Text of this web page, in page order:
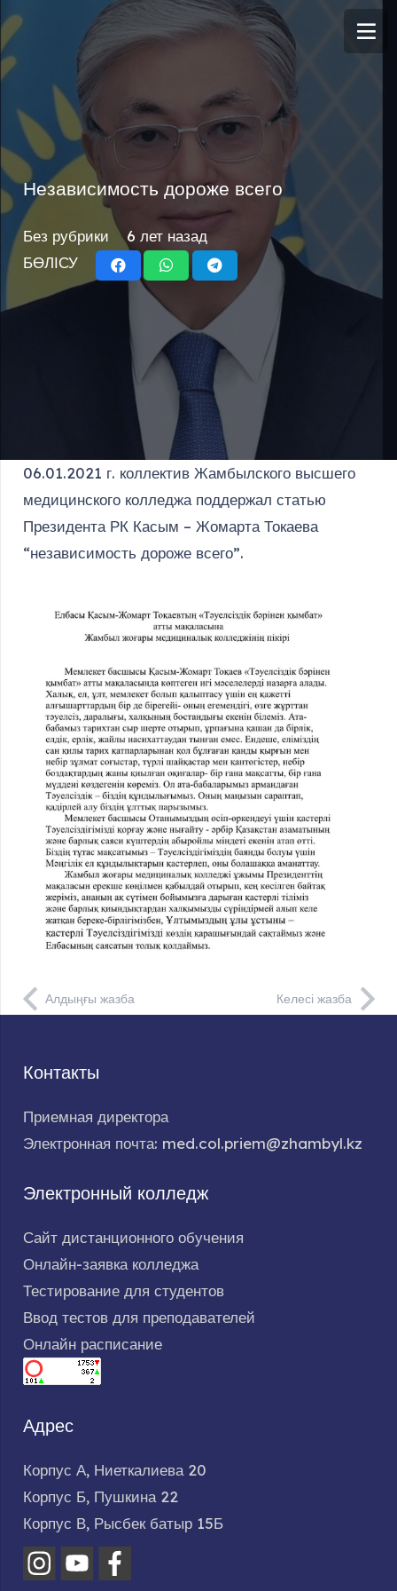
Независимость дороже всего
Без рубрики
6 лет назад
БӨЛІСУ
06.01.2021 г. коллектив Жамбылского высшего
медицинского колледжа поддержал статью
Президента РК Касым – Жомарта Токаева
“независимость дороже всего”.
Алдыңғы жазба Келесі жазба
Контакты
Приемная директора
Электронная почта: med.col.priem@zhambyl.kz
Электронный колледж
Сайт дистанционного обучения
Онлайн-заявка колледжа
Тестирование для студентов
Ввод тестов для преподавателей
Онлайн расписание
Адрес
Корпус А, Ниеткалиева 20
Корпус Б, Пушкина 22
Корпус В, Рысбек батыр 15Б